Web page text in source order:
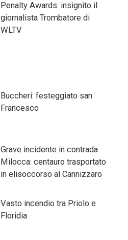
Penalty Awards: insignito il
giornalista Trombatore di
WLTV
Buccheri: festeggiato san
Francesco
Grave incidente in contrada
Milocca: centauro trasportato
in elisoccorso al Cannizzaro
Vasto incendio tra Priolo e
Floridia